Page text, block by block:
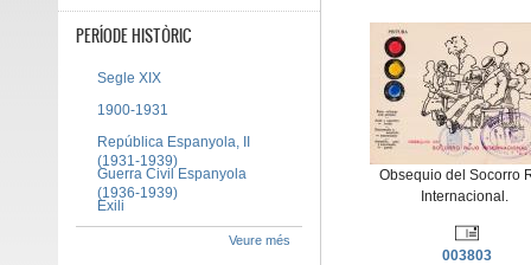
Obsequio del Socorro
Internacional.
003803
PERÍODE HISTÒRIC
Segle XIX
1900-1931
República Espanyola, II
(1931-1939)
Guerra Civil Espanyola
(1936-1939)
Exili
Veure més